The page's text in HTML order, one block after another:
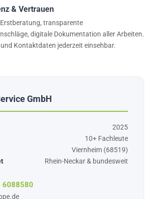
& Vertrauen
transparente
digitale Dokumentation aller Arbeiten.
Kontaktdaten jederzeit einsehbar.
GmbH
2025
10+ Fachleute
Viernheim (68519)
Rhein-Neckar & bundesweit
6088580